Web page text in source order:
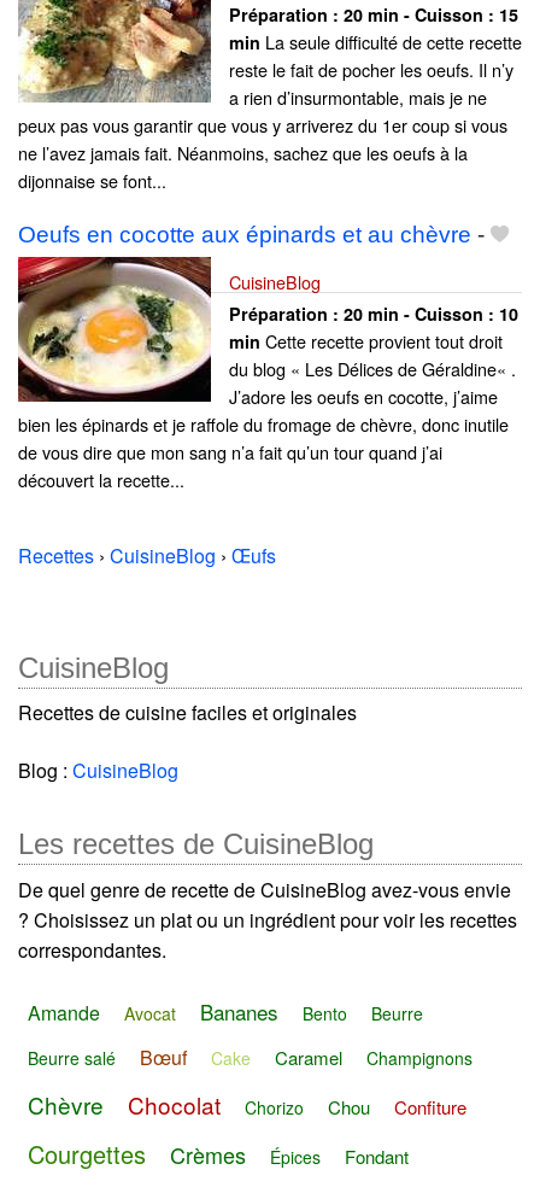
Préparation : 20 min - Cuisson : 15
min La seule difficulté de cette recette
reste le fait de pocher les oeufs. Il n’y
a rien d’insurmontable, mais je ne
peux pas vous garantir que vous y arriverez du 1er coup si vous
ne l’avez jamais fait. Néanmoins, sachez que les oeufs à la
dijonnaise se font...
Oeufs en cocotte aux épinards et au chèvre -
CuisineBlog
Préparation : 20 min - Cuisson : 10
min Cette recette provient tout droit
du blog « Les Délices de Géraldine« .
J’adore les oeufs en cocotte, j’aime
bien les épinards et je raffole du fromage de chèvre, donc inutile
de vous dire que mon sang n’a fait qu’un tour quand j’ai
découvert la recette...
Recettes › CuisineBlog › Œufs
CuisineBlog
Recettes de cuisine faciles et originales
Blog : CuisineBlog
Les recettes de CuisineBlog
De quel genre de recette de CuisineBlog avez-vous envie
? Choisissez un plat ou un ingrédient pour voir les recettes
correspondantes.
Amande Avocat Bananes Bento
Beurre
Beurre salé
Bœuf Cake Caramel Champignons
Chèvre Chocolat Chorizo Chou Confiture
Courgettes Crèmes Épices Fondant